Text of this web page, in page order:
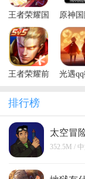
王者荣耀国
际服最新版
2026(Honor
of Kings)
原神
最
王者荣耀前
光遇
排行榜
太空冒
1.0.1手
352.5M /